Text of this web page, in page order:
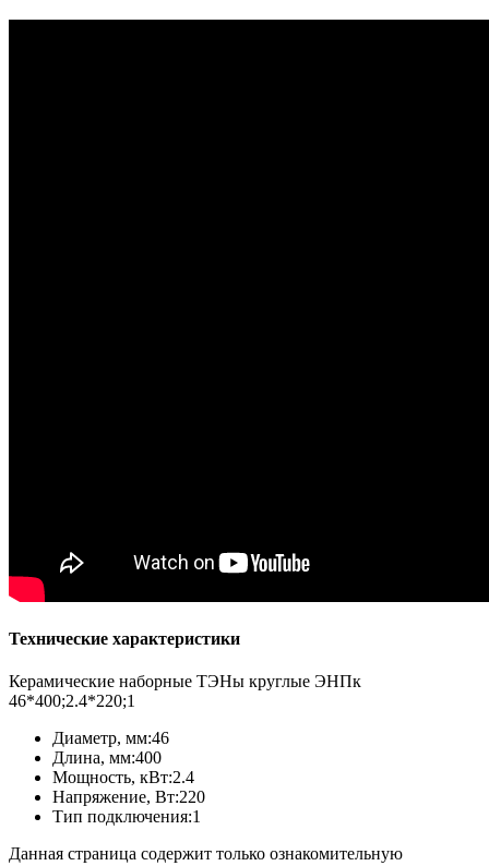
Технические характеристики
Керамические наборные ТЭНы круглые ЭНПк
46*400;2.4*220;1
Диаметр, мм:46
Длина, мм:400
Мощность, кВт:2.4
Напряжение, Вт:220
Тип подключения:1
Данная страница содержит только ознакомительную